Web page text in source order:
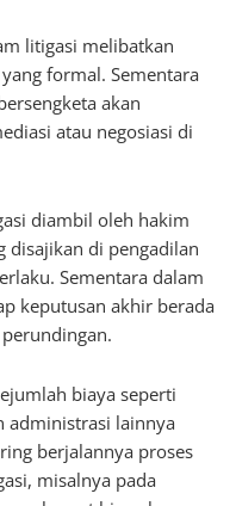
litigasi melibatkan
formal. Sementara
akan
atau negosiasi di
diambil oleh hakim
disajikan di pengadilan
Sementara dalam
keputusan akhir berada
biaya seperti
administrasi lainnya
berjalannya proses
misalnya pada